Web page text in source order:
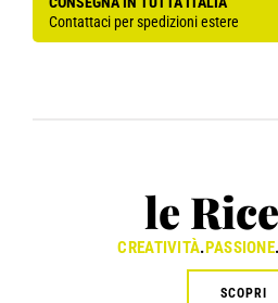
Contattaci per spedizioni estere
le
CREATIVITÀ.PASSIONE
SCOPRI